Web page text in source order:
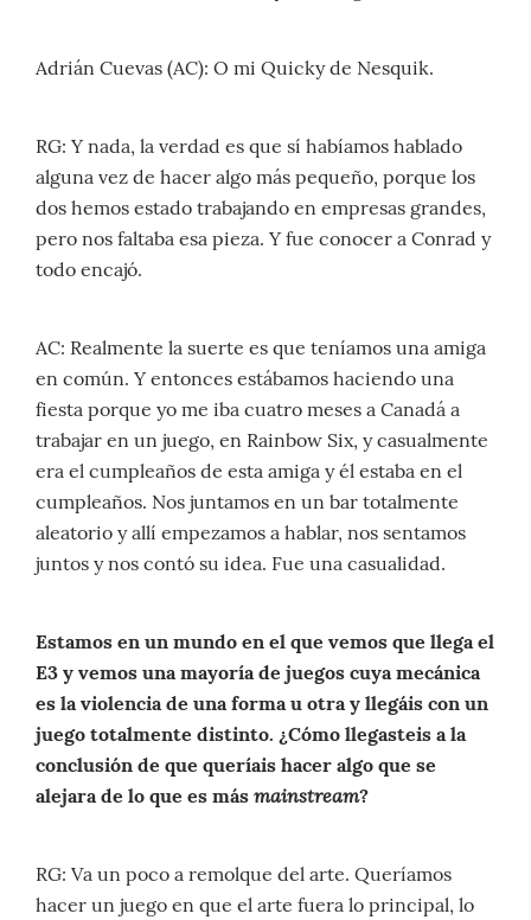
Adrián Cuevas (AC): O mi Quicky de Nesquik.
RG: Y nada, la verdad es que sí habíamos hablado
alguna vez de hacer algo más pequeño, porque los
dos hemos estado trabajando en empresas grandes,
pero nos faltaba esa pieza. Y fue conocer a Conrad y
todo encajó.
AC: Realmente la suerte es que teníamos una amiga
en común. Y entonces estábamos haciendo una
fiesta porque yo me iba cuatro meses a Canadá a
trabajar en un juego, en Rainbow Six, y casualmente
era el cumpleaños de esta amiga y él estaba en el
cumpleaños. Nos juntamos en un bar totalmente
aleatorio y allí empezamos a hablar, nos sentamos
juntos y nos contó su idea. Fue una casualidad.
Estamos en un mundo en el que vemos que llega el
E3 y vemos una mayoría de juegos cuya mecánica
es la violencia de una forma u otra y llegáis con un
juego totalmente distinto. ¿Cómo llegasteis a la
conclusión de que queríais hacer algo que se
alejara de lo que es más mainstream?
RG: Va un poco a remolque del arte. Queríamos
hacer un juego en que el arte fuera lo principal, lo